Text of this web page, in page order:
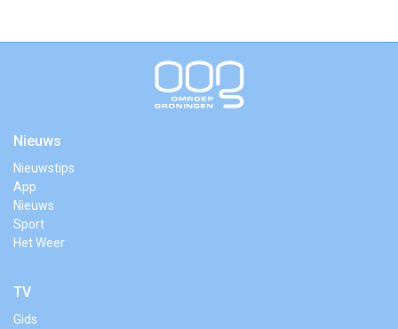
Nieuws
Nieuwstips
App
Nieuws
Sport
Het Weer
TV
Gids